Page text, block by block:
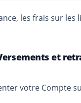
les frais sur les
et
votre Compte